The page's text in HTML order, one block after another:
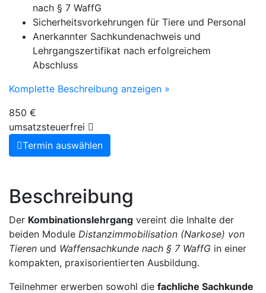
nach § 7 WaffG
Sicherheitsvorkehrungen für Tiere und Personal
Anerkannter Sachkundenachweis und
Lehrgangszertifikat nach erfolgreichem
Abschluss
Komplette Beschreibung anzeigen »
850 €
umsatzsteuerfrei
Termin auswählen
Beschreibung
Der Kombinationslehrgang vereint die Inhalte der
beiden Module Distanzimmobilisation (Narkose) von
Tieren und Waffensachkunde nach § 7 WaffG in einer
kompakten, praxisorientierten Ausbildung.
Teilnehmer erwerben sowohl die fachliche Sachkunde